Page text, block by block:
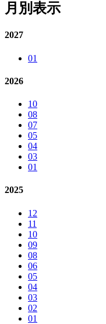
月別表示
2027
01
2026
10
08
07
05
04
03
01
2025
12
11
10
09
08
06
05
04
03
02
01